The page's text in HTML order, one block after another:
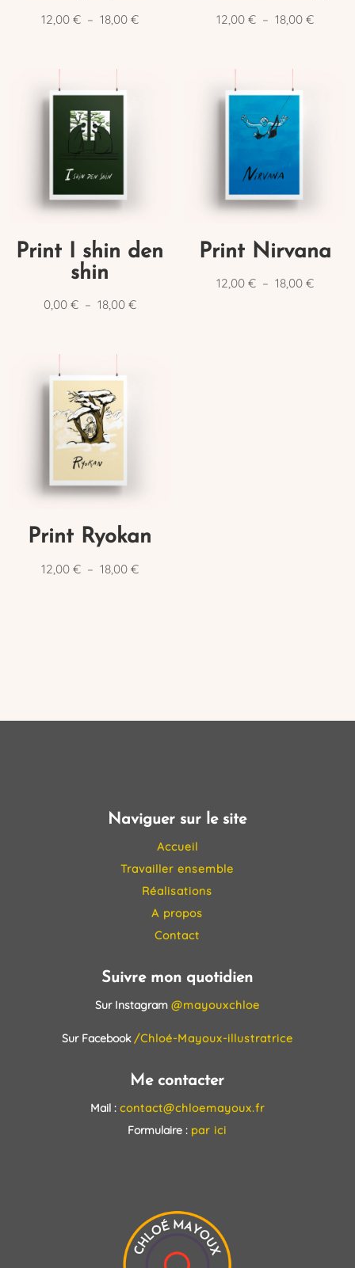
12,00 € – 18,00 €Plage
12,00€ – 18,00€Plage
Print I shin den
shin
0,00 € – 18,00 €Plage
Print Nirvana
12,00€ – 18,00€Plage
Print Ryokan
12,00 € – 18,00 €Plage
Naviguer sur le site
Accueil
Travailler ensemble
Réalisations
A propos
Contact
Suivre mon quotidien
Sur Instagram @mayouxchloe
Sur Facebook /Chloé-Mayoux-illustratrice
Me contacter
Mail : contact@chloemayoux.fr
Formulaire : par ici